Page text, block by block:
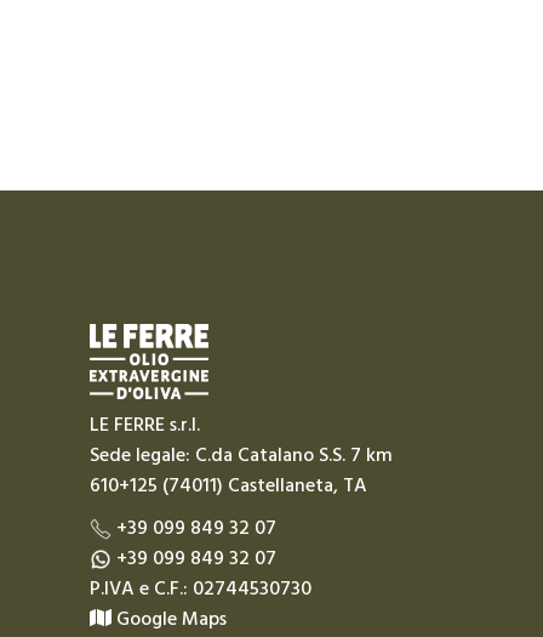
LE FERRE s.r.l.
Sede legale: C.da Catalano S.S. 7 km
610+125 (74011) Castellaneta, TA
+39 099 849 32 07
+39 099 849 32 07
P.IVA e C.F.: 02744530730
Google Maps